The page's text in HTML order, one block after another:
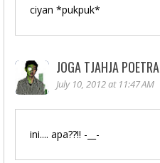
ciyan *pukpuk*
JOGA TJAHJA POETRA
July 10, 2012 at 11:47 AM
ini.... apa??!! -__-